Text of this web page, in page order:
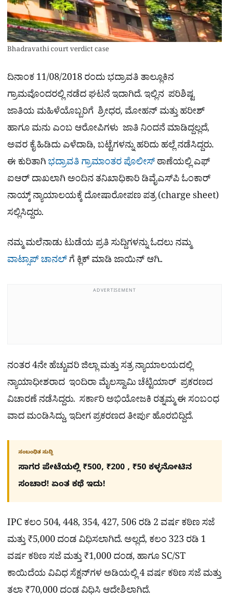
Bhadravathi court verdict case
ದಿನಾಂಕ 11/08/2018 ರಂದು ಭದ್ರಾವತಿ ತಾಲ್ಲೂಕಿನ
ಗ್ರಾಮವೊಂದರಲ್ಲಿ ನಡೆದ ಘಟನೆ ಇದಾಗಿದೆ. ಇಲ್ಲಿನ ಪರಿಶಿಷ್ಟ
ಜಾತಿಯ ಮಹಿಳೆಯೊಬ್ಬರಿಗೆ ಶ್ರೀಧರ, ಮೋಹನ್ ಮತ್ತು ಹರೀಶ್
ಹಾಗೂ ಮನು ಎಂಬ ಆರೋಪಿಗಳು ಜಾತಿ ನಿಂದನೆ ಮಾಡಿದ್ದಲ್ಲದೆ,
ಅವರ ಕೈ ಹಿಡಿದು ಎಳೆದಾಡಿ, ಬಟ್ಟೆಗಳನ್ನು ಹರಿದು ಹಲ್ಲೆ ನಡೆಸಿದ್ದರು.
ಈ ಕುರಿತಾಗಿಭದ್ರಾವತಿ ಗ್ರಾಮಾಂತರ ಪೊಲೀಸ್ಠಾಣೆಯಲ್ಲಿ ಎಫ್​
ಐಆರ್ ದಾಖಲಾಗಿ ಅಂದಿನ ತನಿಖಾಧಿಕಾರಿ ಡಿವೈಎಸ್‌ಪಿ ಓಂಕಾರ್
ನಾಯ್ಕ್ ನ್ಯಾಯಾಲಯಕ್ಕೆ ದೋಷಾರೋಪಣ ಪತ್ರ (charge sheet)
ಸಲ್ಲಿಸಿದ್ದರು.
ನಮ್ಮ ಮಲೆನಾಡು ಟುಡೆಯ ಪ್ರತಿ ಸುದ್ದಿಗಳನ್ನು ಓದಲು ನಮ್ಮ
ವಾಟ್ಸಾಪ್​ ಚಾನಲ್​ಗೆ ಕ್ಲಿಕ್ ಮಾಡಿ ಜಾಯಿನ್ ಆಗಿ..
ADVERTISEMENT
ನಂತರ 4ನೇ ಹೆಚ್ಚುವರಿ ಜಿಲ್ಲಾ ಮತ್ತು ಸತ್ರ ನ್ಯಾಯಾಲಯದಲ್ಲಿ
ನ್ಯಾಯಾಧೀಶರಾದ ಇಂದಿರಾ ಮೈಲಸ್ವಾಮಿ ಚೆಟ್ಟಿಯಾರ್ ಪ್ರಕರಣದ
ವಿಚಾರಣೆ ನಡೆಸಿದ್ದರು. ಸರ್ಕಾರಿ ಅಭಿಯೋಜಕಿ ರತ್ನಮ್ಮ ಈ ಸಂಬಂಧ
ವಾದ ಮಂಡಿಸಿದ್ದು, ಇದೀಗ ಪ್ರಕರಣದ ತೀರ್ಪು ಹೊರಬಿದ್ದಿದೆ.
ಸಂಬಂಧಿತ ಸುದ್ದಿ
ಸಾಗರ ಪೇಟೆಯಲ್ಲಿ ₹500, ₹200 , ₹50 ಕಳ್ಳನೋಟಿನ
ಸಂಚಾರ! ಏಂತ ಕಥೆ ಇದು!
IPC ಕಲಂ 504, 448, 354, 427, 506 ರಡಿ 2 ವರ್ಷ ಕಠಿಣ ಸಜೆ
ಮತ್ತು ₹5,000 ದಂಡ ವಿಧಿಸಲಾಗಿದೆ. ಅಲ್ಲದೆ, ಕಲಂ 323 ರಡಿ 1
ವರ್ಷ ಕಠಿಣ ಸಜೆ ಮತ್ತು ₹1,000 ದಂಡ, ಹಾಗೂ SC/ST
ಕಾಯಿದೆಯ ವಿವಿಧ ಸೆಕ್ಷನ್‌ಗಳ ಅಡಿಯಲ್ಲಿ 4 ವರ್ಷ ಕಠಿಣ ಸಜೆ ಮತ್ತು
ತಲಾ ₹70,000 ದಂಡ ವಿಧಿಸಿ ಆದೇಶಿಲಾಗಿದೆ.